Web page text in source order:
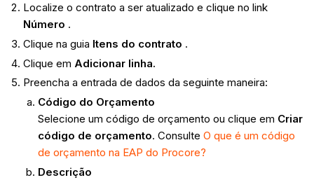
Localize o contrato a ser atualizado e clique no link
Número .
Clique na guia Itens do contrato .
Clique em Adicionar linha.
Preencha a entrada de dados da seguinte maneira:
Código do Orçamento
Selecione um código de orçamento ou clique em Criar
código de orçamento. Consulte O que é um código
de orçamento na EAP do Procore?
Descrição